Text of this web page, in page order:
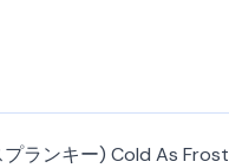
ランキー) Cold As